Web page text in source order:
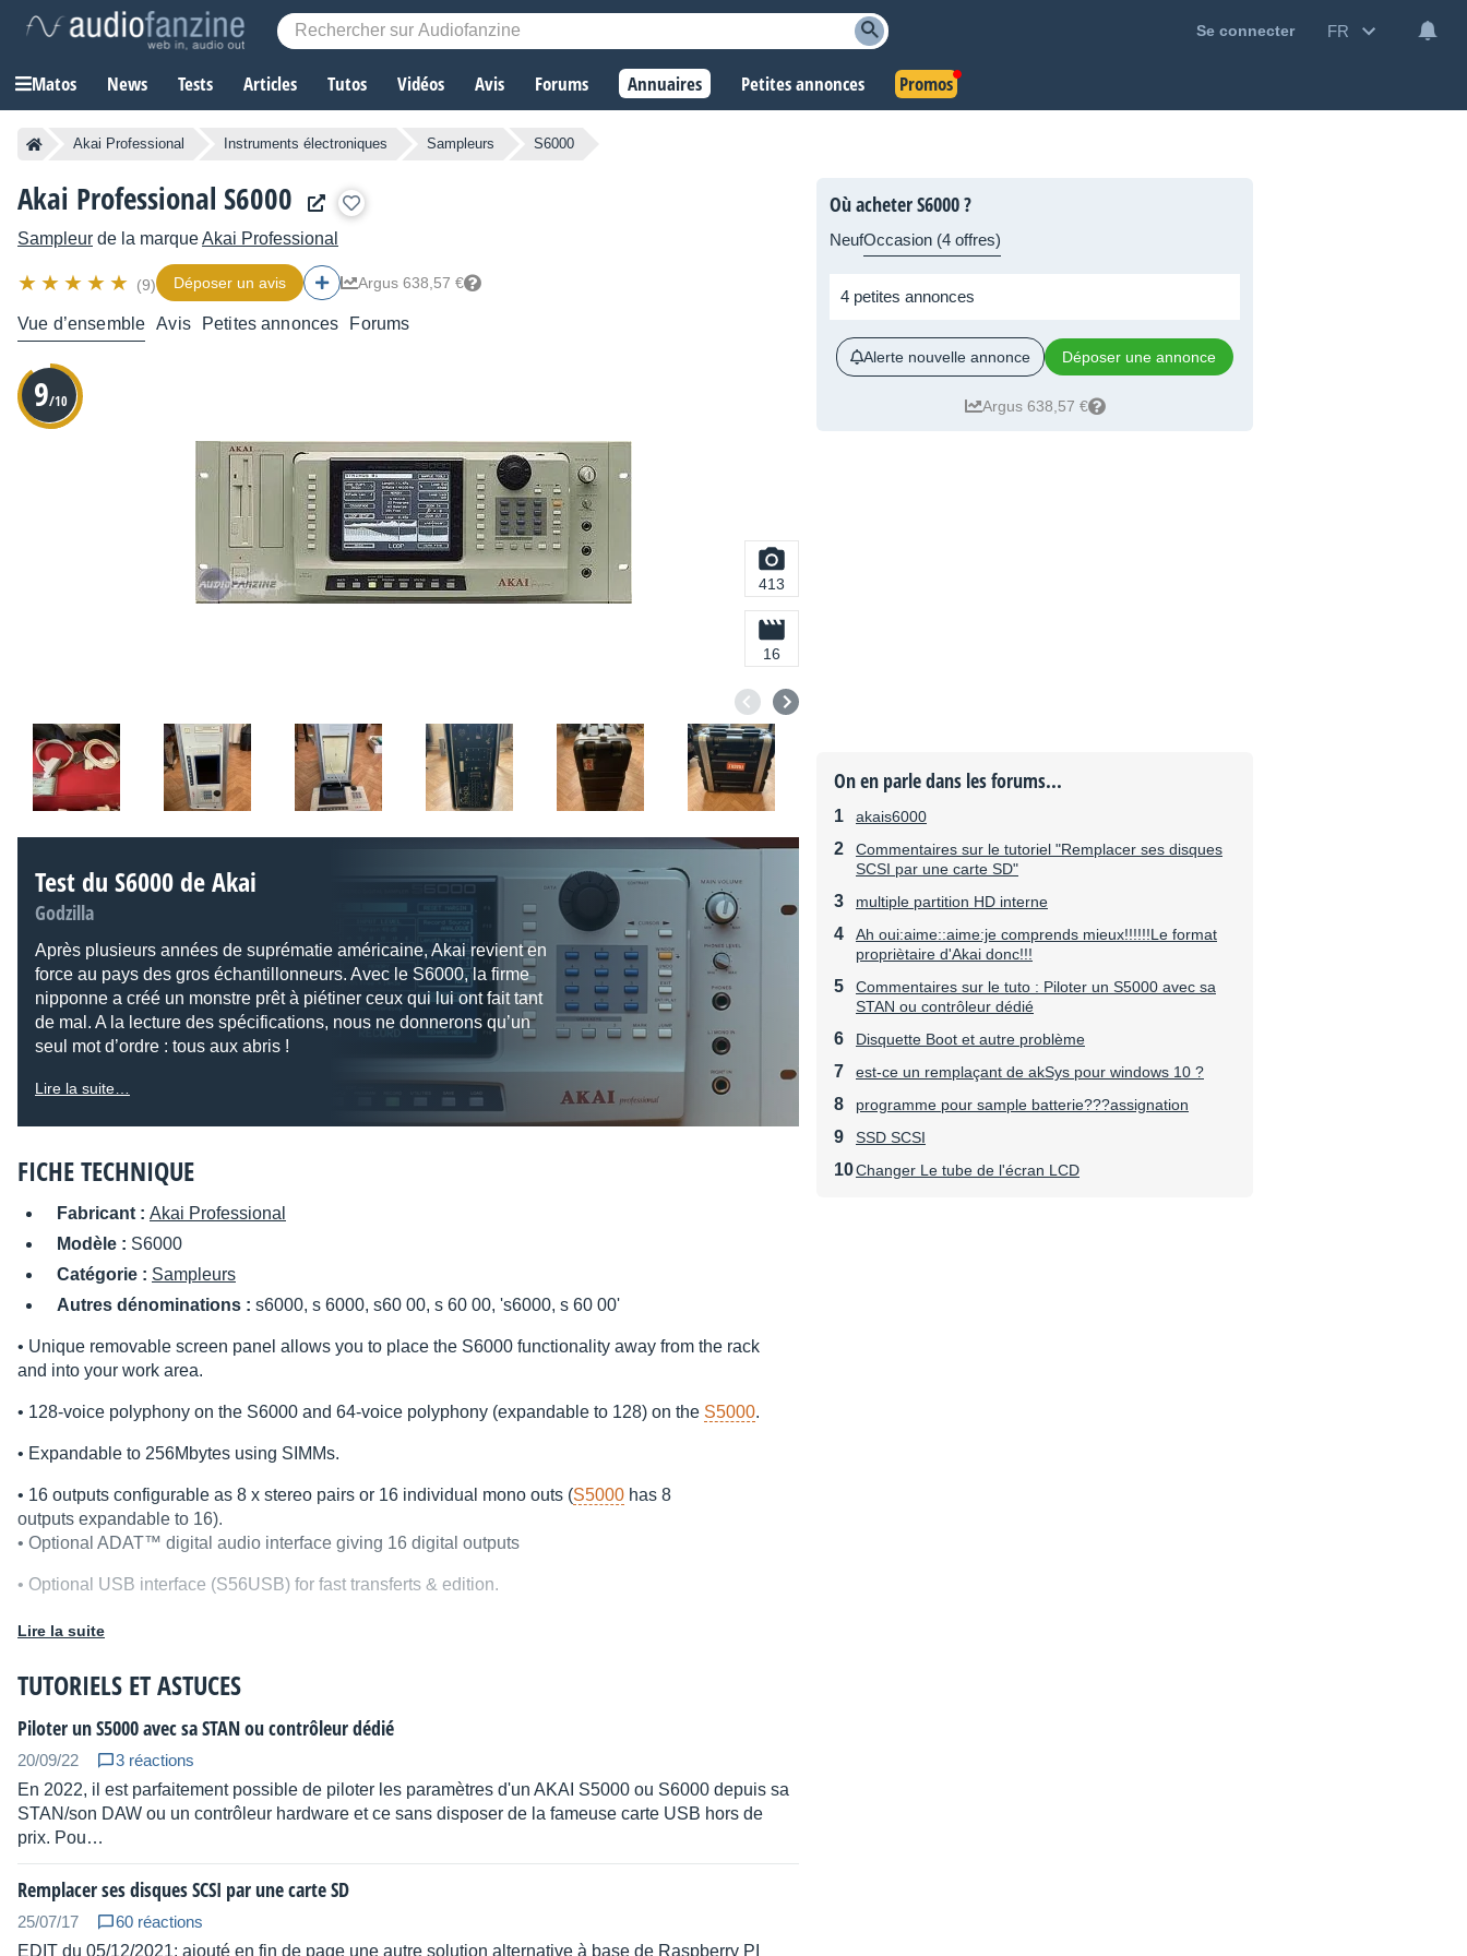
Se connecter FR
Matos News Tests Articles Tutos Vidéos Avis Forums Annuaires Petites annonces Promos
Akai Professional Instruments électroniques Sampleurs S6000
Akai Professional S6000
Sampleur de la marqueAkai Professional
(9) Déposer un avis Argus 638,57 €
Vue d’ensemble Avis Petites annonces Forums
9/10
413
16
Test du S6000 de Akai
Godzilla
Après plusieurs années de suprématie américaine, Akai revient en
force au pays des gros échantillonneurs. Avec le S6000, la firme
nipponne a créé un monstre prêt à piétiner ceux qui lui ont fait tant
de mal. A la lecture des spécifications, nous ne donnerons qu’un
seul mot d’ordre : tous aux abris !
Lire la suite…
FICHE TECHNIQUE
Fabricant : Akai Professional
Modèle : S6000
Catégorie : Sampleurs
Autres dénominations : s6000, s 6000, s60 00, s 60 00, 's6000, s 60 00'
• Unique removable screen panel allows you to place the S6000 functionality away from the rack
and into your work area.
• 128-voice polyphony on the S6000 and 64-voice polyphony (expandable to 128) on the S5000.
• Expandable to 256Mbytes using SIMMs.
• 16 outputs configurable as 8 x stereo pairs or 16 individual mono outs (S5000 has 8
outputs expandable to 16).
• Optional ADAT™ digital audio interface giving 16 digital outputs
• Optional USB interface (S56USB) for fast transferts & edition.
• 320 x 240 backlit LCD.
• 20-bit DACs with 128 x oversampling Delta Sigma with 8 x digital filter on all outputs.
• SPDIF or AES/EBU digital I/O on balanced jacks or optical.
• EB20 4-channel 20-bit multi-effects processor (optional on
• 2 x MIDI IN/OUT/THRU for 32-channel multitimbral operation.
Lire la suite
TUTORIELS ET ASTUCES
Piloter un S5000 avec sa STAN ou contrôleur dédié
20/09/22
3 réactions
En 2022, il est parfaitement possible de piloter les paramètres d'un AKAI S5000 ou S6000 depuis sa
STAN/son DAW ou un contrôleur hardware et ce sans disposer de la fameuse carte USB hors de
prix. Pou…
Remplacer ses disques SCSI par une carte SD
25/07/17
60 réactions
EDIT du 05/12/2021: ajouté en fin de page une autre solution alternative à base de Raspberry PI
Où acheter S6000 ?
NeufOccasion (4 offres)
4 petites annonces
Alerte nouvelle annonce Déposer une annonce
Argus 638,57 €
On en parle dans les forums...
akais6000
Commentaires sur le tutoriel "Remplacer ses disques
SCSI par une carte SD"
multiple partition HD interne
Ah oui:aime::aime:je comprends mieux!!!!!!Le format
propriètaire d'Akai donc!!!
Commentaires sur le tuto : Piloter un S5000 avec sa
STAN ou contrôleur dédié
Disquette Boot et autre problème
est-ce un remplaçant de akSys pour windows 10 ?
programme pour sample batterie???assignation
SSD SCSI
Changer Le tube de l'écran LCD